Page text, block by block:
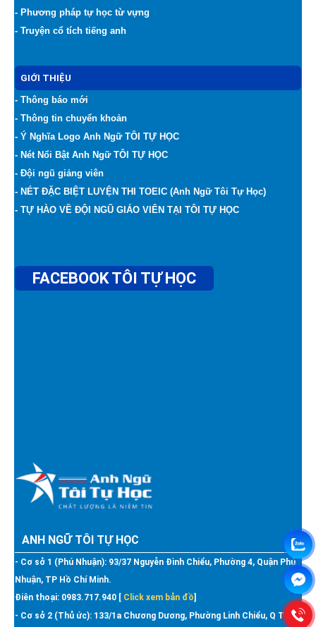
- Phương pháp tự học từ vựng
- Truyện cổ tích tiếng anh
GIỚI THIỆU
- Thông báo mới
- Thông tin chuyển khoản
- Ý Nghĩa Logo Anh Ngữ TÔI TỰ HỌC
- Nét Nổi Bật Anh Ngữ TÔI TỰ HỌC
- Đội ngũ giảng viên
- NÉT ĐẶC BIỆT LUYỆN THI TOEIC (Anh Ngữ Tôi Tự Học)
- TỰ HÀO VỀ ĐỘI NGŨ GIÁO VIÊN TẠI TÔI TỰ HỌC
FACEBOOK TÔI TỰ HỌC
ANH NGỮ TÔI TỰ HỌC
- Cơ sở 1 (Phú Nhuận): 93/37 Nguyễn Đình Chiểu, Phường 4, Quận Phú
Nhuận, TP Hồ Chí Minh.
Điên thoại: 0983.717.940 [ Click xem bản đồ]
- Cơ sở 2 (Thủ ức): 133/1a Chương Dương, Phường Linh Chiểu, Q Thủ